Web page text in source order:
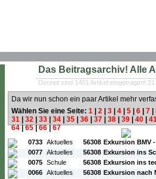
Das Beitragsarchiv! Alle
Derzeit sind 1401 Artikel eingetragen!
Da wir nun schon ein paar Artikel mehr
Wählen Sie eine Seite: 1 2 3 4 5 6 7
31
32 33 34 35 36 37 38 39 40
64|65|66|67
#L: #ID: #Rubrik:
0733 Aktuelles 56308 Exkursion BMV -
0077 Aktuelles 56308 Exkursion ins
0075 Schule 56308 Exkursion ins
0066 Aktuelles 56308 Exkursion nach